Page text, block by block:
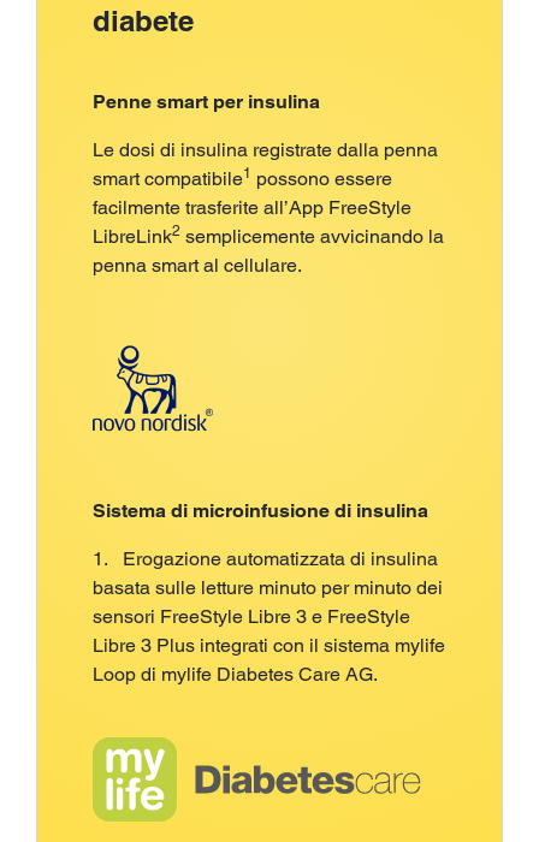
diabete
Penne smart per insulina
Le dosi di insulina registrate dalla penna
smart compatibile1 possono essere
facilmente trasferite all’App FreeStyle
LibreLink2 semplicemente avvicinando la
penna smart al cellulare.
Sistema di microinfusione di insulina
1. Erogazione automatizzata di insulina
basata sulle letture minuto per minuto dei
sensori FreeStyle Libre 3 e FreeStyle
Libre 3 Plus integrati con il sistema mylife
Loop di mylife Diabetes Care AG.